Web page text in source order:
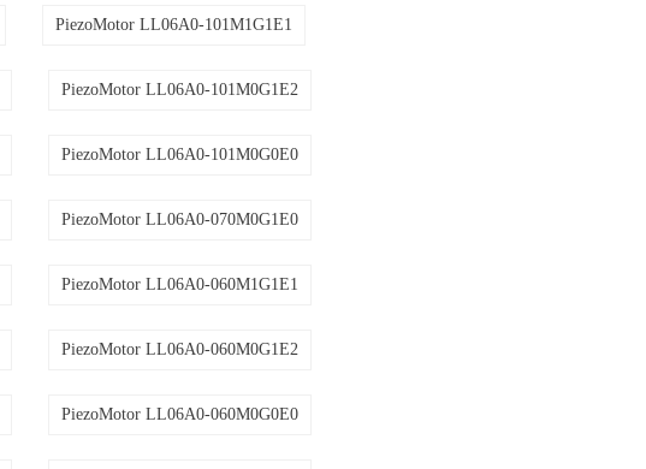
PiezoMotor LL06A0-101M1G1E1
PiezoMotor LL06A0-101M0G1E2
PiezoMotor LL06A0-101M0G0E0
PiezoMotor LL06A0-070M0G1E0
PiezoMotor LL06A0-060M1G1E1
PiezoMotor LL06A0-060M0G1E2
PiezoMotor LL06A0-060M0G0E0